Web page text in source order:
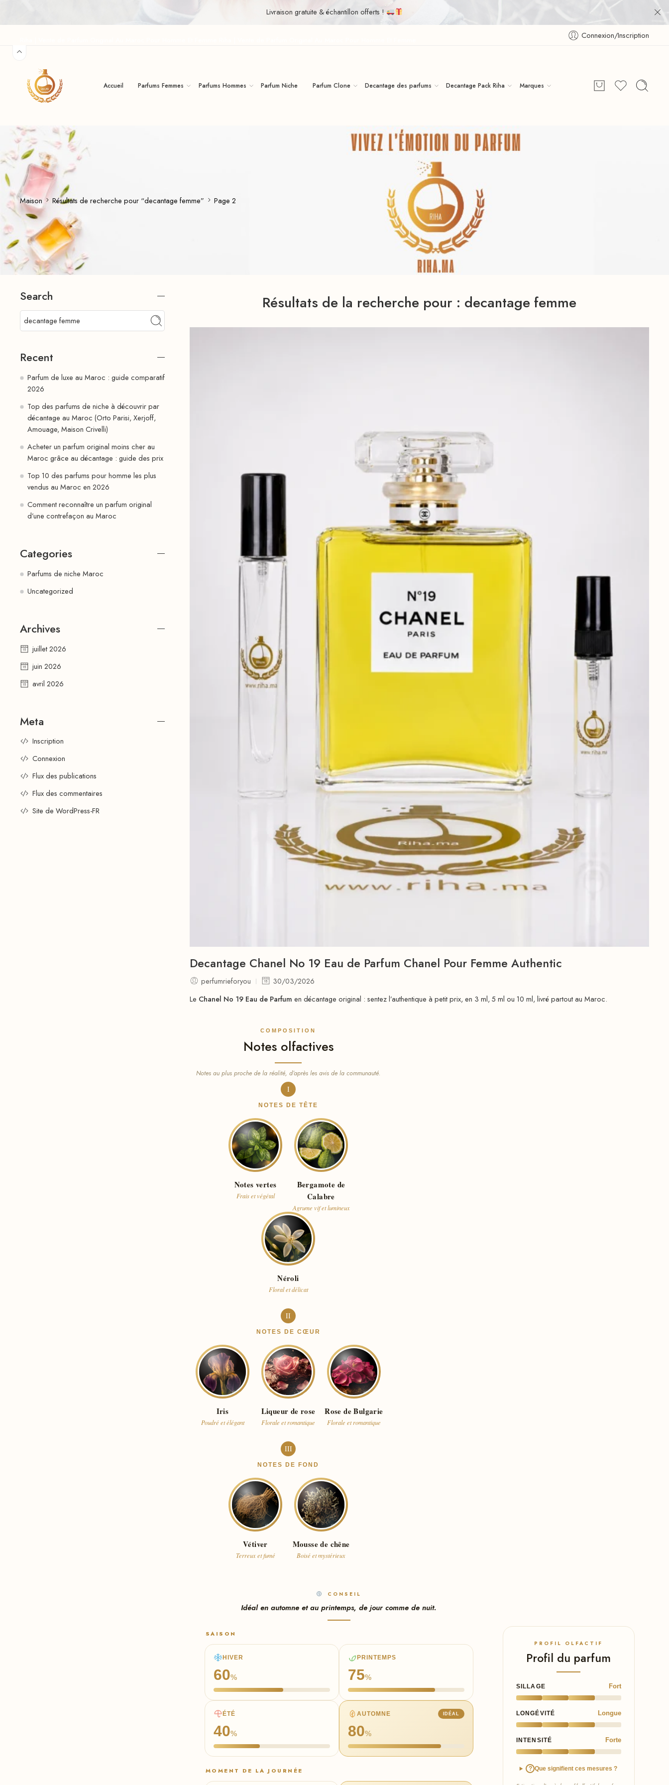
Livraison gratuite & échantillon offerts !
Connexion/Inscription
Accueil Parfums Femmes Parfums Hommes Parfum Niche Parfum Clone Decantage des parfums Decantage Pack Riha Marques
Maison Résultats de recherche pour “decantage femme” Page 2
Résultats de la recherche pour : decantage femme
Decantage Chanel No 19 Eau de Parfum Chanel Pour Femme Authentic
perfumrieforyou
30/03/2026
Le Chanel No 19 Eau de Parfum en décantage original : sentez l’authentique à petit prix, en 3 ml, 5 ml ou 10 ml, livré partout au Maroc.
COMPOSITION
Notes olfactives
Notes au plus proche de la réalité, d’après les avis de la communauté.
I
NOTES DE TÊTE
Notes vertes
Frais et végétal
Bergamote de
Calabre
Agrume vif et lumineux
Néroli
Floral et délicat
II
NOTES DE CŒUR
Iris
Poudré et élégant
Liqueur de rose
Florale et romantique
Rose de Bulgarie
Florale et romantique
III
NOTES DE FOND
Vétiver
Terreux et fumé
Mousse de chêne
Boisé et mystérieux
CONSEIL
Idéal en automne et au printemps, de jour comme de nuit.
SAISON
HIVER
60%
PRINTEMPS
75%
ÉTÉ
40%
AUTOMNE IDÉAL
80%
MOMENT DE LA JOURNÉE
PROFIL OLFACTIF
Profil du parfum
SILLAGE Fort
LONGÉVITÉ Longue
INTENSITÉ Forte
? Que signifient ces mesures ?
Search
Recent
Parfum de luxe au Maroc : guide comparatif
2026
Top des parfums de niche à découvrir par
décantage au Maroc (Orto Parisi, Xerjoff,
Amouage, Maison Crivelli)
Acheter un parfum original moins cher au
Maroc grâce au décantage : guide des prix
Top 10 des parfums pour homme les plus
vendus au Maroc en 2026
Comment reconnaître un parfum original
d’une contrefaçon au Maroc
Categories
Parfums de niche Maroc
Uncategorized
Archives
juillet 2026
juin 2026
avril 2026
Meta
Inscription
Connexion
Flux des publications
Flux des commentaires
Site de WordPress-FR